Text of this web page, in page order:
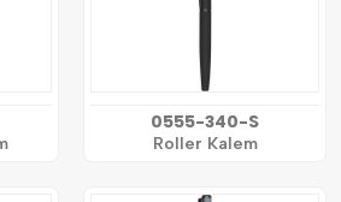
0555-340-S
Roller Kalem